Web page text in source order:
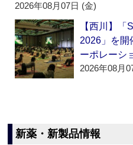
2026年08月07日 (金)
【西川】
2026」を開
ーポレーシ
2026年08月
新薬・新製品情報